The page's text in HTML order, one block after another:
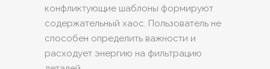
конфликтующие шаблоны формируют
содержательный хаос. Пользователь не
способен определить важности и
расходует энергию на фильтрацию